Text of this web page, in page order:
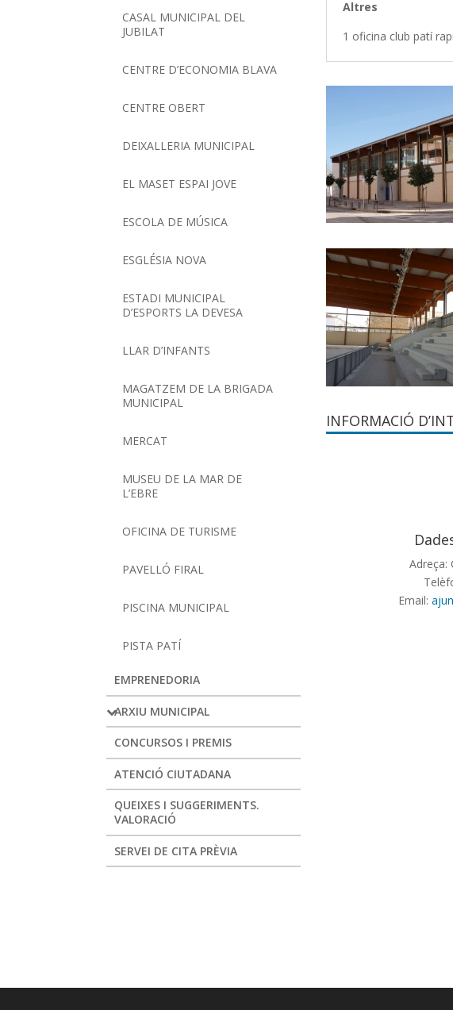
CASAL MUNICIPAL DEL
JUBILAT
CENTRE D’ECONOMIA BLAVA
CENTRE OBERT
DEIXALLERIA MUNICIPAL
EL MASET ESPAI JOVE
ESCOLA DE MÚSICA
ESGLÉSIA NOVA
ESTADI MUNICIPAL
D’ESPORTS LA DEVESA
LLAR D’INFANTS
MAGATZEM DE LA BRIGADA
MUNICIPAL
MERCAT
MUSEU DE LA MAR DE
L’EBRE
OFICINA DE TURISME
PAVELLÓ FIRAL
PISCINA MUNICIPAL
PISTA PATÍ
EMPRENEDORIA
ARXIU MUNICIPAL
CONCURSOS I PREMIS
ATENCIÓ CIUTADANA
QUEIXES I SUGGERIMENTS.
VALORACIÓ
SERVEI DE CITA PRÈVIA
Altres
1 oficina club patí
INFORMACIÓ
Adreça:
Email: